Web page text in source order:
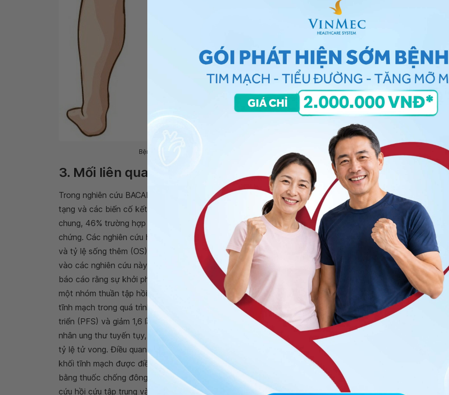
Bệnh nhân ung thư tuyến tụy thường gặp biến cố huyết khối tĩnh mạch sâu
3. Mối liên quan giữa huyết khối tĩnh mạch và tỷ lệ tử vong
Trong nghiên cứu BACAP-VVT, huyết khối tĩnh mạch sâu,thuyên tắc phổi
, huyết khối tĩnh mạch nội
tạng và các biến cố kết hợp được quan sát lần lượt ở 26%, 17%, 30% và 21% bệnh nhân. Nhìn
chung, 46% trường hợp huyết khối tĩnh mạch có triệu chứng và 54% trong số đó không có triệu
chứng. Các nghiên cứu hồi cứu ban đầu báo cáo không có mối liên quan giữa huyết khối tĩnh mạch
và tỷ lệ sống thêm (OS) ở bệnh nhân ung thư tuyến tụy. Tuy nhiên, tất cả các bệnh nhân được đưa
vào các nghiên cứu này đều mắc bệnh di căn với tuổi thọ ngắn. Ngược lại, các nghiên cứu sau đó
báo cáo rằng sự khởi phát của huyết khối tĩnh mạch có liên quan đến tiên lượng kém hơn. Trong
một nhóm thuần tập hồi cứu gồm 227 bệnh nhân bị ung thư tuyến tụy không cắt được, huyết khối
tĩnh mạch trong quá trình hóa trị có liên quan đến việc giảm 2,5 lần thời gian sống thêm không tiến
triển (PFS) và giảm 1,6 lần nguy cơ mắc bệnh OS. Tương tự, trong một nhóm nhỏ gồm 135 bệnh
nhân ung thư tuyến tụy, sự khởi phát của huyết khối tĩnh mạch có liên quan đáng kể với việc tăng
tỷ lệ tử vong. Điều quan trọng là tỷ lệ sống sót được cải thiện đáng kể ở những bệnh nhân huyết
khối tĩnh mạch được điều trị bằng
thuốc chống đông máu
so với những người không được điều trị
bằng thuốc chống đông [hệ số nguy cơ (HR) 0,30, KTC 95%: 0,12-0,74, P = 0,009]. Các nghiên
cứu hồi cứu tập trung vào huyết khối tĩnh mạch ngẫu nhiên ở bệnh nhân ung thư tuyến tụy cũng